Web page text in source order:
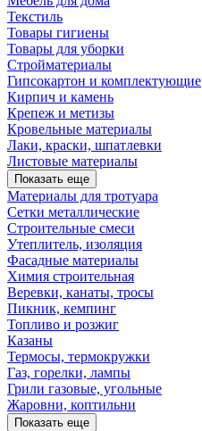
Текстиль
Товары гигиены
Товары для уборки
Стройматериалы
Гипсокартон и комплектующие
Кирпич и камень
Крепеж и метизы
Кровельные материалы
Лаки, краски, шпатлевки
Листовые материалы
Показать еще
Материалы для тротуара
Сетки металлические
Строительные смеси
Утеплитель, изоляция
Фасадные материалы
Химия строительная
Веревки, канаты, тросы
Пикник, кемпинг
Топливо и розжиг
Казаны
Термосы, термокружки
Газ, горелки, лампы
Грили газовые, угольные
Жаровни, коптильни
Показать еще